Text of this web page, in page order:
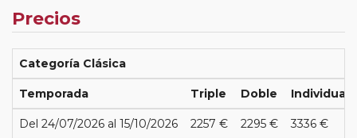
Precios
Categoría Clásica
Temporada Triple Doble Individual
Del 24/07/2026 al 15/10/2026 2257 € 2295 € 3336 €